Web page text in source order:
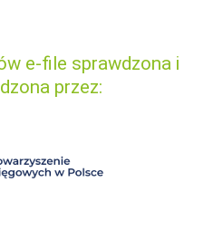
e-file sprawdzona i
przez: